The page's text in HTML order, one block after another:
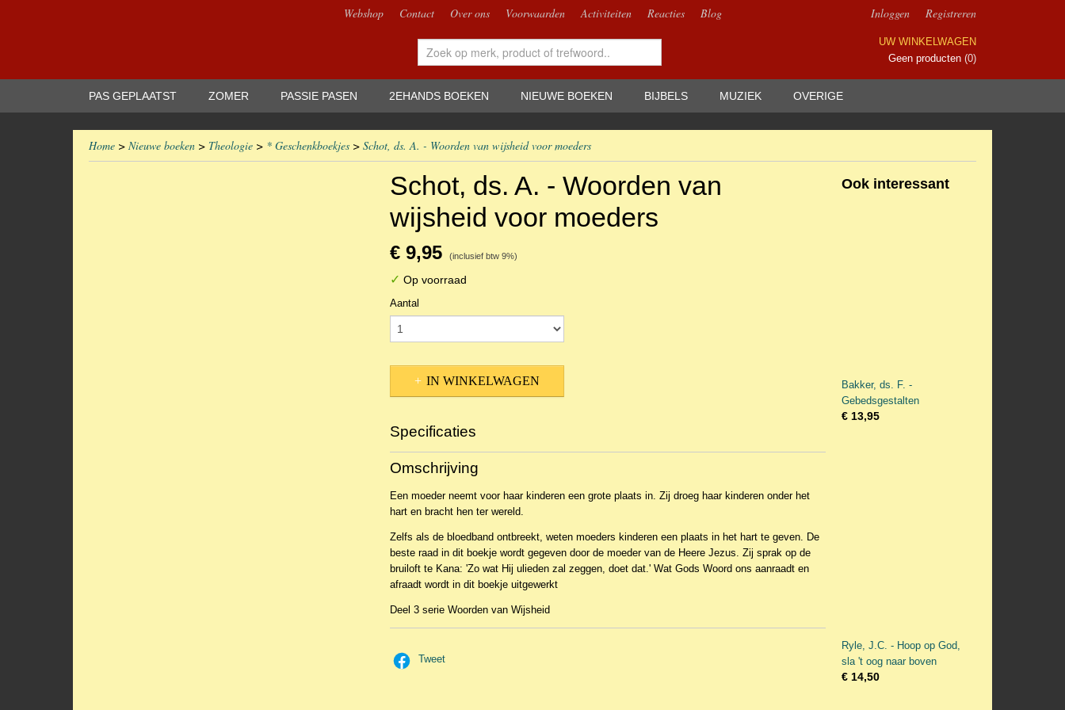
Webshop Contact Over ons Voorwaarden Activiteiten Reacties Blog Inloggen Registreren
UW WINKELWAGEN
Geen producten (0)
PAS GEPLAATST ZOMER PASSIE PASEN 2EHANDS BOEKEN NIEUWE BOEKEN BIJBELS MUZIEK OVERIGE
Home > Nieuwe boeken > Theologie > * Geschenkboekjes > Schot, ds. A. - Woorden van wijsheid voor moeders
Schot, ds. A. - Woorden van
wijsheid voor moeders
€ 9,95 (inclusief btw 9%)
✓ Op voorraad
Aantal
IN WINKELWAGEN
Specificaties
Productcode
EAN code
Omschrijving
Een moeder neemt voor haar kinderen een grote plaats in. Zij droeg haar kinderen onder het
hart en bracht hen ter wereld.
Zelfs als de bloedband ontbreekt, weten moeders kinderen een plaats in het hart te geven. De
beste raad in dit boekje wordt gegeven door de moeder van de Heere Jezus. Zij sprak op de
bruiloft te Kana: 'Zo wat Hij ulieden zal zeggen, doet dat.' Wat Gods Woord ons aanraadt en
afraadt wordt in dit boekje uitgewerkt
Deel 3 serie Woorden van Wijsheid
Tweet
Ook interessant
Bakker, ds. F. -
Gebedsgestalten
€ 13,95
Ryle, J.C. - Hoop op God,
sla 't oog naar boven
€ 14,50